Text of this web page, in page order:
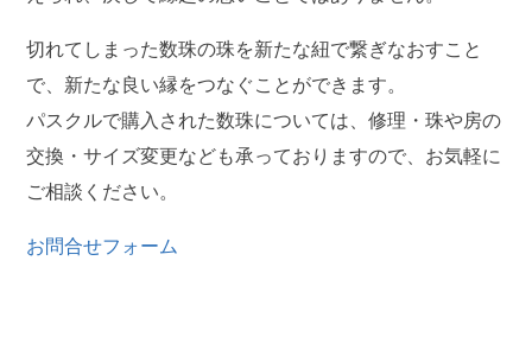
切れてしまった数珠の珠を新たな紐で繋ぎなおすこと
で、新たな良い縁をつなぐことができます。
パスクルで購入された数珠については、修理・珠や房の
交換・サイズ変更なども承っておりますので、お気軽に
ご相談ください。
お問合せフォーム